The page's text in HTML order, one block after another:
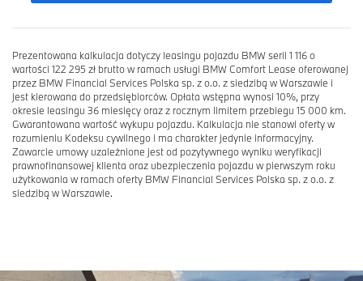
Prezentowana kalkulacja dotyczy leasingu pojazdu BMW serii 1 116 o
wartości 122 295 zł brutto w ramach usługi BMW Comfort Lease oferowanej
przez BMW Financial Services Polska sp. z o.o. z siedzibą w Warszawie i
jest kierowana do przedsiębiorców. Opłata wstępna wynosi 10%, przy
okresie leasingu 36 miesięcy oraz z rocznym limitem przebiegu 15 000 km.
Gwarantowana wartość wykupu pojazdu. Kalkulacja nie stanowi oferty w
rozumieniu Kodeksu cywilnego i ma charakter jedynie informacyjny.
Zawarcie umowy uzależnione jest od pozytywnego wyniku weryfikacji
prawnofinansowej klienta oraz ubezpieczenia pojazdu w pierwszym roku
użytkowania w ramach oferty BMW Financial Services Polska sp. z o.o. z
siedzibą w Warszawie.